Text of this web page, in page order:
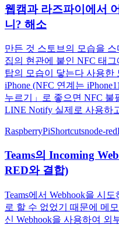
웹캠과 라즈파이에서
니? 해소
만든 것 스토브의 모습을
집의 현관에 붙인 NFC 태
탑의 모습이 닿는다 사용한
iPhone (NFC 연계는
누르기」로 좋으면 NFC 불
LINE Notify 실제로 사용하
RaspberryPiShortcutsnode-red
Teams의 Incoming
RED와 결합)
Teams에서 Webhook을 시
로 할 수 없었기 때문에 메
신 Webhook을 사용하여 외